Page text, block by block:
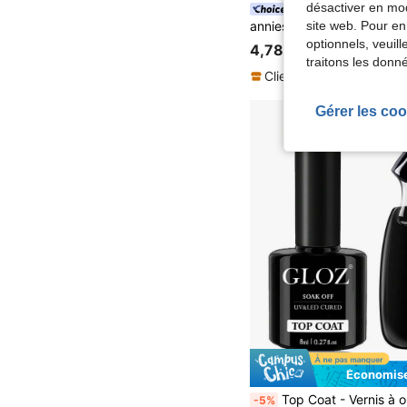
ANNIES
4,78€
Clients très fidèles
-5% Top Coat - Vernis à ongles gel Top Coat sans essuyage, finition brillante et durable. Nécessite une lampe UV pour le
désactiver en
site web. Pour
optionnels,
traitons les
Gérer les